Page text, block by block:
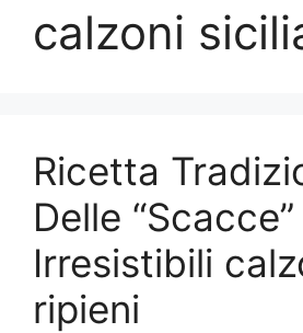
calzoni
Ricetta
Delle “Scacce”
Irresistibili
ripieni